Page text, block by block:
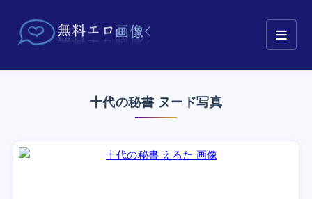
十代の秘書 ヌード写真